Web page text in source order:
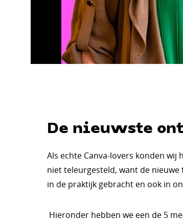
De nieuwste
Als echte Canva-lovers konden wij
niet teleurgesteld, want de
in de praktijk gebracht en ook in
Hieronder hebben we een de 5